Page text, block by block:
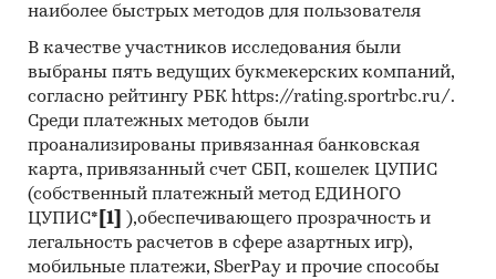
наиболее быстрых методов для пользователя
В качестве участников исследования были
выбраны пять ведущих букмекерских компаний,
согласно рейтингу РБК https://rating.sportrbc.ru/.
Среди платежных методов были
проанализированы привязанная банковская
карта, привязанный счет СБП, кошелек ЦУПИС
(собственный платежный метод ЕДИНОГО
ЦУПИС* [1]
),обеспечивающего прозрачность и
легальность расчетов в сфере азартных игр),
мобильные платежи, SberPay и прочие способы